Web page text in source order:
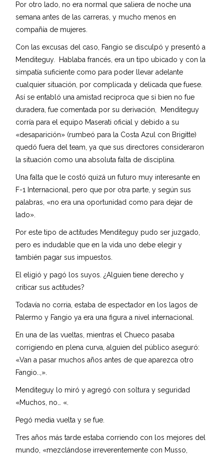
Por otro lado, no era normal que saliera de noche una
semana antes de las carreras, y mucho menos en
compañía de mujeres.
Con las excusas del caso, Fangio se disculpó y presentó a
Menditeguy. Hablaba francés, era un tipo ubicado y con la
simpatía suficiente como para poder llevar adelante
cualquier situación, por complicada y delicada que fuese.
Así se entabló una amistad reciproca que si bien no fue
duradera, fue comentada por su derivación, Menditeguy
corría para el equipo Maserati oficial y debido a su
«desaparición» (rumbeó para la Costa Azul con Brigitte)
quedó fuera del team, ya que sus directores consideraron
la situación como una absoluta falta de disciplina.
Una falta que le costó quizá un futuro muy interesante en
F-1 Internacional, pero que por otra parte, y según sus
palabras, «no era una oportunidad como para dejar de
lado».
Por este tipo de actitudes Menditeguy pudo ser juzgado,
pero es indudable que en la vida uno debe elegir y
también pagar sus impuestos.
El eligió y pagó los suyos. ¿Alguien tiene derecho y
criticar sus actitudes?
Todavía no corria, estaba de espectador en los lagos de
Palermo y Fangio ya era una figura a nivel internacional.
En una de las vueltas, mientras el Chueco pasaba
corrigiendo en plena curva, alguien del público aseguró:
«Van a pasar muchos años antes de que aparezca otro
Fangio..,».
Menditeguy lo miró y agregó con soltura y seguridad
«Muchos, no… «.
Pegó media vuelta y se fue.
Tres años más tarde estaba corriendo con los mejores del
mundo, «mezclándose irreverentemente con Musso,